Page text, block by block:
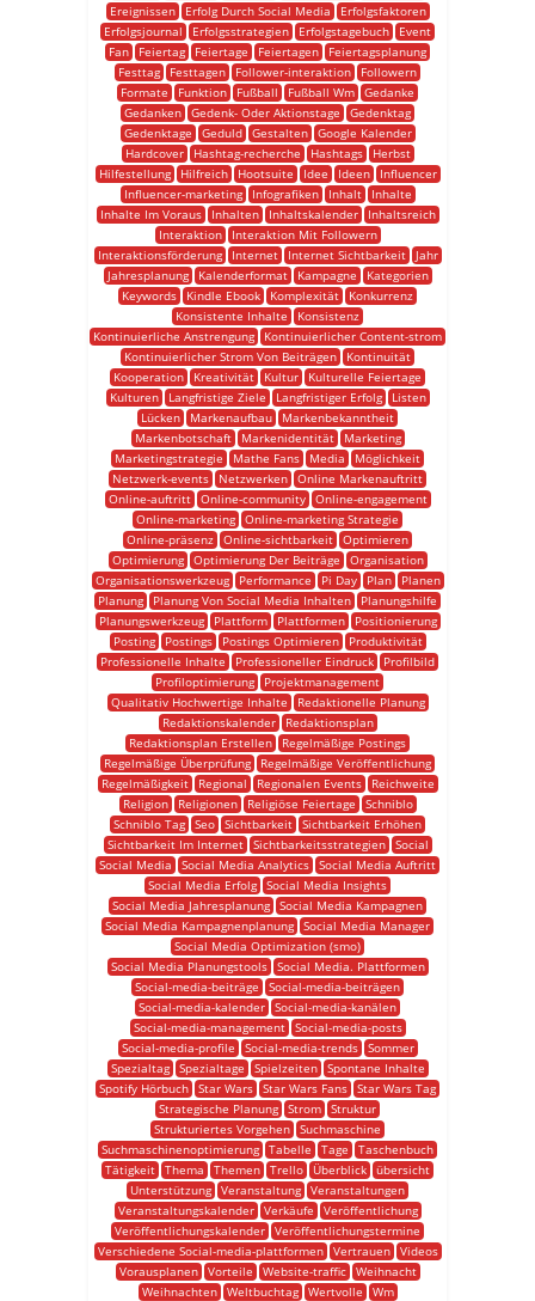
Ereignissen
Erfolg Durch Social Media
Erfolgsfaktoren
Erfolgsjournal
Erfolgsstrategien Erfolgstagebuch
Event
Fan
Feiertag Feiertage Feiertagen
Feiertagsplanung
Festtag
Festtagen Follower-interaktion
Followern
Formate
Funktion Fußball Fußball Wm Gedanke
Gedanken Gedenk- Oder Aktionstage
Gedenktag
Gedenktage
Geduld Gestalten
Google Kalender
Hardcover
Hashtag-recherche Hashtags
Herbst
Hilfestellung
Hilfreich Hootsuite Idee Ideen
Influencer
Influencer-marketing
Infografiken Inhalt
Inhalte
Inhalte Im Voraus
Inhalten Inhaltskalender
Inhaltsreich
Interaktion
Interaktion Mit Followern
Interaktionsförderung
Internet Internet Sichtbarkeit
Jahr
Jahresplanung
Kalenderformat Kampagne
Kategorien
Keywords
Kindle Ebook Komplexität
Konkurrenz
Konsistente Inhalte
Konsistenz
Kontinuierliche Anstrengung
Kontinuierlicher Content-strom
Kontinuierlicher Strom Von Beiträgen
Kontinuität
Kooperation
Kreativität Kultur
Kulturelle Feiertage
Kulturen
Langfristige Ziele Langfristiger Erfolg
Listen
Lücken
Markenaufbau
Markenbekanntheit
Markenbotschaft
Markenidentität
Marketing
Marketingstrategie
Mathe Fans Media
Möglichkeit
Netzwerk-events
Netzwerken Online Markenauftritt
Online-auftritt
Online-community
Online-engagement
Online-marketing Online-marketing Strategie
Online-präsenz Online-sichtbarkeit Optimieren
Optimierung
Optimierung Der Beiträge
Organisation
Organisationswerkzeug
Performance Pi Day Plan
Planen
Planung
Planung Von Social Media Inhalten
Planungshilfe
Planungswerkzeug
Plattform Plattformen
Positionierung
Posting
Postings Postings Optimieren
Produktivität
Professionelle Inhalte
Professioneller Eindruck
Profilbild
Profiloptimierung
Projektmanagement
Qualitativ Hochwertige Inhalte
Redaktionelle Planung
Redaktionskalender
Redaktionsplan
Redaktionsplan Erstellen
Regelmäßige Postings
Regelmäßige Überprüfung
Regelmäßige Veröffentlichung
Regelmäßigkeit
Regional Regionalen Events
Reichweite
Religion
Religionen Religiöse Feiertage
Schniblo
Schniblo Tag Seo Sichtbarkeit Sichtbarkeit Erhöhen
Sichtbarkeit Im Internet
Sichtbarkeitsstrategien
Social
Social Media
Social Media Analytics Social Media Auftritt
Social Media Erfolg Social Media Insights
Social Media Jahresplanung Social Media Kampagnen
Social Media Kampagnenplanung Social Media Manager
Social Media Optimization (smo)
Social Media Planungstools
Social Media. Plattformen
Social-media-beiträge
Social-media-beiträgen
Social-media-kalender Social-media-kanälen
Social-media-management
Social-media-posts
Social-media-profile
Social-media-trends
Sommer
Spezialtag
Spezialtage Spielzeiten
Spontane Inhalte
Spotify Hörbuch Star Wars Star Wars Fans Star Wars Tag
Strategische Planung Strom Struktur
Strukturiertes Vorgehen Suchmaschine
Suchmaschinenoptimierung Tabelle Tage
Taschenbuch
Tätigkeit Thema Themen Trello Überblick übersicht
Unterstützung Veranstaltung Veranstaltungen
Veranstaltungskalender
Verkäufe
Veröffentlichung
Veröffentlichungskalender Veröffentlichungstermine
Verschiedene Social-media-plattformen
Vertrauen
Videos
Vorausplanen
Vorteile Website-traffic
Weihnacht
Weihnachten
Weltbuchtag Wertvolle
Wm